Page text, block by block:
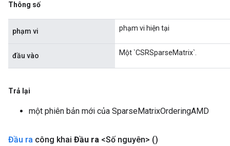
Thông số
phạm vi phạm vi hiện tại
đầu vào Một `CSRSparseMatrix`.
Trả lại
một phiên bản mới của SparseMatrixOrderingAMD
Đầu ra công khai Đầu ra <Số nguyên> ()